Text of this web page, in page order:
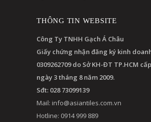
THÔNG TIN WEBSITE
Công Ty TNHH Gạch Á Châu
Giấy chứng nhận đăng ký kinh
0309262709 do Sở KH-ĐT TP.HCM
ngày 3 tháng 8 năm 2009.
Sđt: 028 73099139
Mail: info@asiantiles.com.vn
Hotline: 0914 999 889